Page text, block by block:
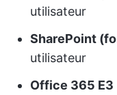
utilisateur
SharePoint
utilisateur
Office 365 E3